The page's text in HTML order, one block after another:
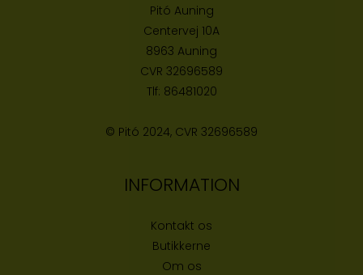
Pitó Auning
Centervej 10A
8963 Auning
CVR 32696589
Tlf: 86481020
© Pitó 2024, CVR 32696589
INFORMATION
Kontakt os
Butikkerne
Om os